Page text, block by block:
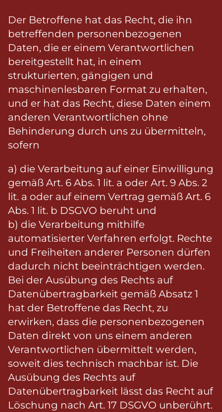
Der Betroffene hat das Recht, die ihn
betreffenden personenbezogenen
Daten, die er einem Verantwortlichen
bereitgestellt hat, in einem
strukturierten, gängigen und
maschinenlesbaren Format zu erhalten,
und er hat das Recht, diese Daten einem
anderen Verantwortlichen ohne
Behinderung durch uns zu übermitteln,
sofern
a) die Verarbeitung auf einer Einwilligung
gemäß Art. 6 Abs. 1 lit. a oder Art. 9 Abs. 2
lit. a oder auf einem Vertrag gemäß Art. 6
Abs. 1 lit. b DSGVO beruht und
b) die Verarbeitung mithilfe
automatisierter Verfahren erfolgt. Rechte
und Freiheiten anderer Personen dürfen
dadurch nicht beeinträchtigen werden.
Bei der Ausübung des Rechts auf
Datenübertragbarkeit gemäß Absatz 1
hat der Betroffene das Recht, zu
erwirken, dass die personenbezogenen
Daten direkt von uns einem anderen
Verantwortlichen übermittelt werden,
soweit dies technisch machbar ist. Die
Ausübung des Rechts auf
Datenübertragbarkeit lässt das Recht auf
Löschung nach Art. 17 DSGVO unberührt.